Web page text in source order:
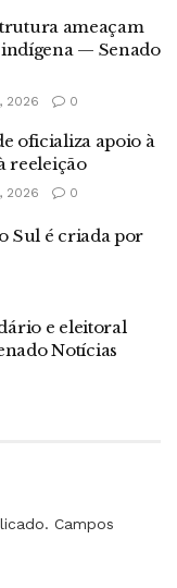
ameaçam
— Senado
2026 0
oficializa apoio à
reeleição
2026 0
Sul é criada por
e eleitoral
Notícias
Campos